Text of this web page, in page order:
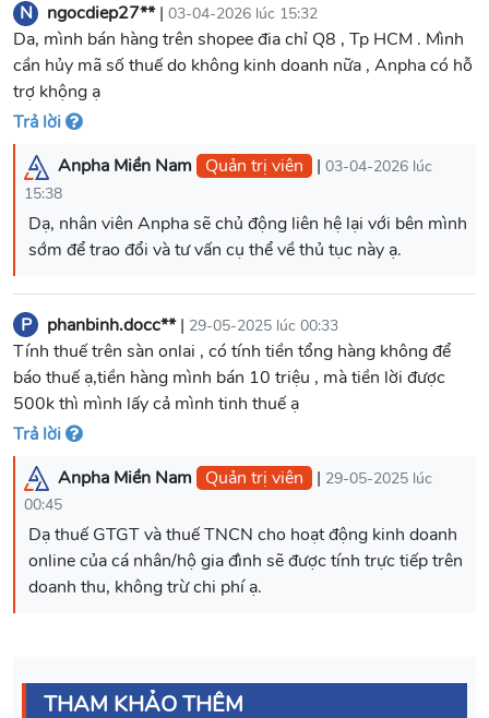
N ngocdiep27**| 03-04-2026 lúc 15:32
Da, mình bán hàng trên shopee đia chỉ Q8 , Tp HCM . Mình
cần hủy mã số thuế do không kinh doanh nữa , Anpha có hỗ
trợ khộng ạ
Trả lời
Anpha Miền Nam Quản trị viên | 03-04-2026 lúc
15:38
Dạ, nhân viên Anpha sẽ chủ động liên hệ lại với bên mình
P phanbinh.docc**| 29-05-2025 lúc 00:33
Tính thuế trên sàn onlai , có tính tiền tổng hàng không để
báo thuế ạ,tiền hàng mình bán 10 triệu , mà tiền lời được
500k thì mình lấy cả mình tinh thuế ạ
Trả lời
Anpha Miền Nam Quản trị viên | 29-05-2025 lúc
00:45
Dạ thuế GTGT và thuế TNCN cho hoạt động kinh doanh
online của cá nhân/hộ gia đình sẽ được tính trực tiếp trên
doanh thu, không trừ chi phí ạ.
THAM KHẢO THÊM